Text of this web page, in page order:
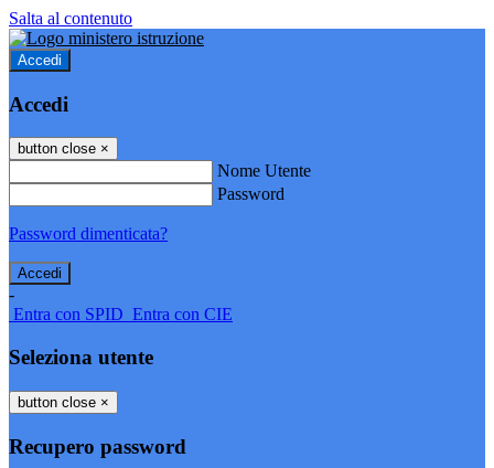
Salta al contenuto
Accedi
Accedi
button close ×
Nome Utente
Password
Password dimenticata?
-
Entra con SPID Entra con CIE
Seleziona utente
button close ×
Recupero password